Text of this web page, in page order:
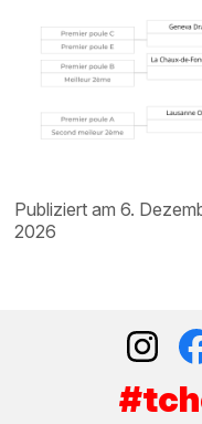
publiziert am 6. Dezember 2025, aktualisiert am 11. Januar
2026